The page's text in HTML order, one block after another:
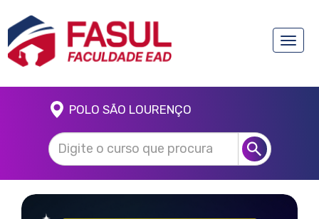
Toggle
POLO SÃO LOURENÇO